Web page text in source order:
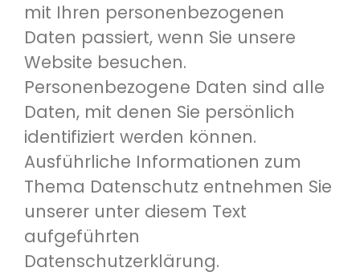
mit Ihren personenbezogenen
Daten passiert, wenn Sie unsere
Website besuchen.
Personenbezogene Daten sind alle
Daten, mit denen Sie persönlich
identifiziert werden können.
Ausführliche Informationen zum
Thema Datenschutz entnehmen Sie
unserer unter diesem Text
aufgeführten
Datenschutzerklärung.